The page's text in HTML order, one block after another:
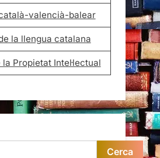
valencià-balear
la llengua catalana
Propietat Intel·lectual
Cerca